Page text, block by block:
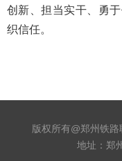
创新、担当实干、勇
织信任。
版权所有@郑州铁
地址：郑